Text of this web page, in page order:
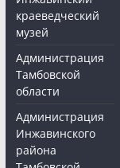
краеведческий
музей
Администрация
Тамбовской
области
Администрация
Инжавинского
района